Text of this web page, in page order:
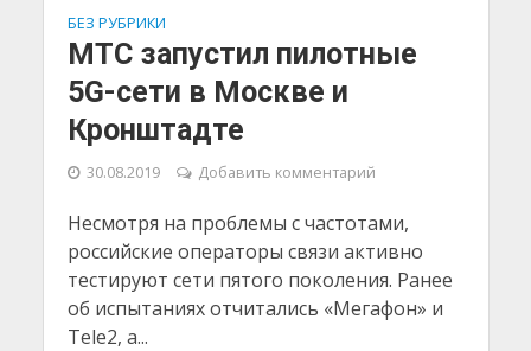
БЕЗ РУБРИКИ
МТС запустил пилотные
5G-сети в Москве и
Кронштадте
30.08.2019 Добавить комментарий
Несмотря на проблемы с частотами,
российские операторы связи активно
тестируют сети пятого поколения. Ранее
об испытаниях отчитались «Мегафон» и
Tele2, а...